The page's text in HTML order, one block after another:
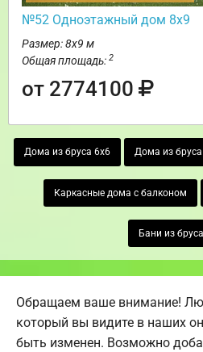
№52 Одноэтажный дом 8х9
Размер: 8х9 м
Общая площадь: 2
от 2774100
Дома из бруса 6х6 Дома из бруса
Каркасные дома с балконом
Бани из
Обращаем ваше внимание!
который вы видите в наших
быть изменен. Возможно